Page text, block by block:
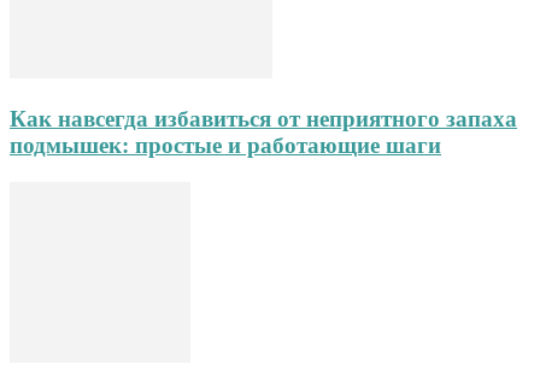
Как навсегда избавиться от неприятного запаха
подмышек: простые и работающие шаги